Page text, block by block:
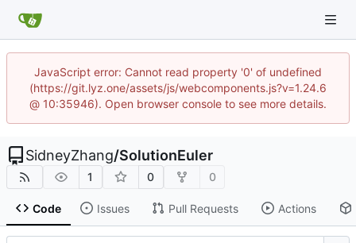
JavaScript error: Cannot read property '0' of undefined
(https://git.lyz.one/assets/js/webcomponents.js?v=1.24.6
@ 10:35946). Open browser console to see more details.
SidneyZhang/SolutionEuler
1 0 0
Code Issues Pull Requests Actions